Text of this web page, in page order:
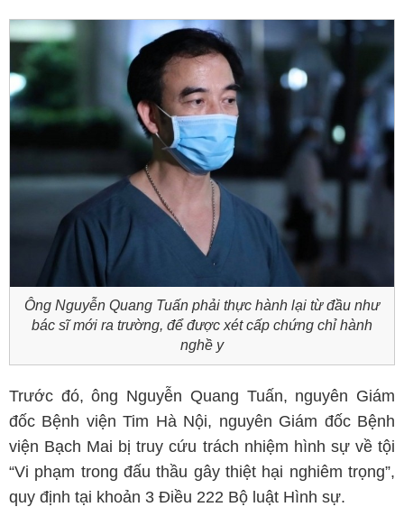
Ông Nguyễn Quang Tuấn phải thực hành lại từ đầu như
bác sĩ mới ra trường, để được xét cấp chứng chỉ hành
nghề y
Trước đó, ông Nguyễn Quang Tuấn, nguyên Giám
đốc Bệnh viện Tim Hà Nội, nguyên Giám đốc Bệnh
viện Bạch Mai bị truy cứu trách nhiệm hình sự về tội
“Vi phạm trong đấu thầu gây thiệt hại nghiêm trọng”,
quy định tại khoản 3 Điều 222 Bộ luật Hình sự.